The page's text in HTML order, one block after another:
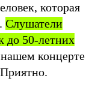
которая
Слушатели
до 50-летних
концерте